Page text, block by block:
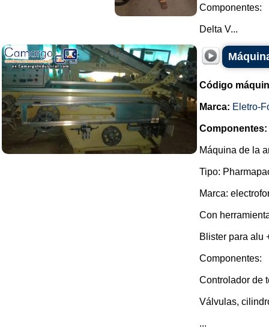
Componentes:
Delta V...
Código
Marca: Eletro-
Componentes:
Máquina de la
Tipo:
Marca:
Con
Blister para alu
Componentes:
Controlador de
Válvulas,
...